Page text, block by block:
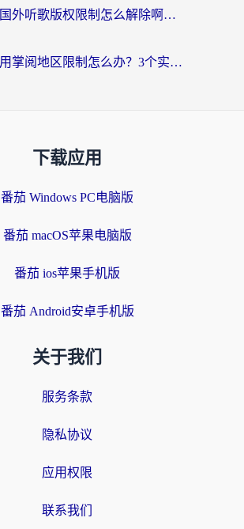
咪咕音乐国外听歌版权限制怎么解除啊？海外党亲测有效的回国加速方案
在加拿大用掌阅地区限制怎么办？3个实用技巧帮你轻松解决（附海外华人必备工具）
下载应用
番茄 Windows PC电脑版
番茄 macOS苹果电脑版
番茄 ios苹果手机版
番茄 Android安卓手机版
关于我们
服务条款
隐私协议
应用权限
联系我们